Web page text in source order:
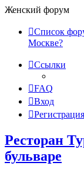
Женский форум
Список
Москве?
Ссылки
FAQ
Вход
Регистрация
Ресторан
бульваре